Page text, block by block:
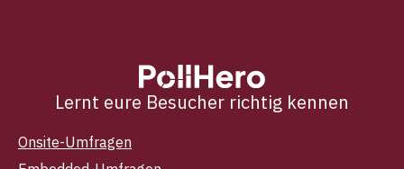
Lernt eure Besucher richtig kennen
Onsite-Umfragen